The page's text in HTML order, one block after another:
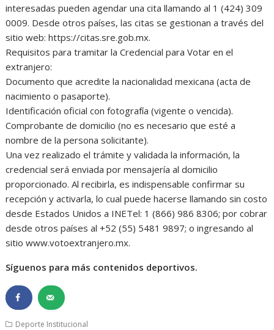
interesadas pueden agendar una cita llamando al 1 (424) 309
0009. Desde otros países, las citas se gestionan a través del
sitio web: https://citas.sre.gob.mx.
Requisitos para tramitar la Credencial para Votar en el
extranjero:
Documento que acredite la nacionalidad mexicana (acta de
nacimiento o pasaporte).
Identificación oficial con fotografía (vigente o vencida).
Comprobante de domicilio (no es necesario que esté a
nombre de la persona solicitante).
Una vez realizado el trámite y validada la información, la
credencial será enviada por mensajería al domicilio
proporcionado. Al recibirla, es indispensable confirmar su
recepción y activarla, lo cual puede hacerse llamando sin costo
desde Estados Unidos a INETel: 1 (866) 986 8306; por cobrar
desde otros países al +52 (55) 5481 9897; o ingresando al
sitio www.votoextranjero.mx.
Síguenos para más contenidos deportivos.
Deporte Institucional